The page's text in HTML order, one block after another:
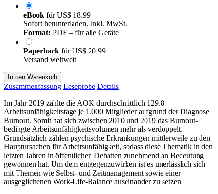
eBook fürUS$ 18,99
Sofort herunterladen. Inkl. MwSt.
Format: PDF – für alle Geräte
Paperback fürUS$ 20,99
Versand weltweit
In den Warenkorb
Zusammenfassung Leseprobe Details
Im Jahr 2019 zählte die AOK durchschnittlich 129,8
Arbeitsunfähigkeitstage je 1.000 Mitglieder aufgrund der Diagnose
Burnout. Somit hat sich zwischen 2010 und 2019 das Burnout-
bedingte Arbeitsunfähigkeitsvolumen mehr als verdoppelt.
Grundsätzlich zählen psychische Erkrankungen mittlerweile zu den
Hauptursachen für Arbeitsunfähigkeit, sodass diese Thematik in den
letzten Jahren in öffentlichen Debatten zunehmend an Bedeutung
gewonnen hat. Um dem entgegenzuwirken ist es unerlässlich sich
mit Themen wie Selbst- und Zeitmanagement sowie einer
ausgeglichenen Work-Life-Balance auseinander zu setzen.